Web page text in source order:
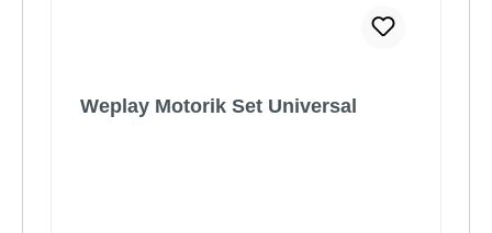
Weplay Motorik Set Universal